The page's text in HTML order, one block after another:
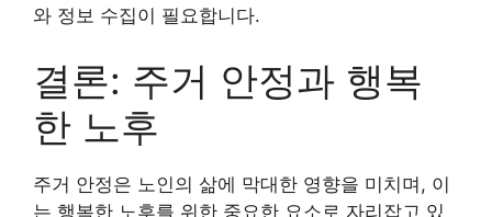
와 정보 수집이 필요합니다.
결론: 주거 안정과 행복
한 노후
주거 안정은 노인의 삶에 막대한 영향을 미치며, 이
는 행복한 노후를 위한 중요한 요소로 자리잡고 있